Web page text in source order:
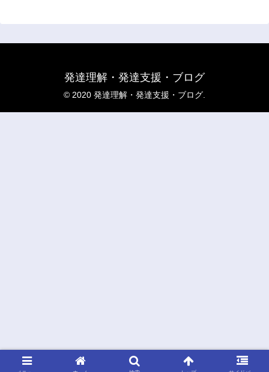
発達理解・発達支援・ブログ
© 2020 発達理解・発達支援・ブログ.